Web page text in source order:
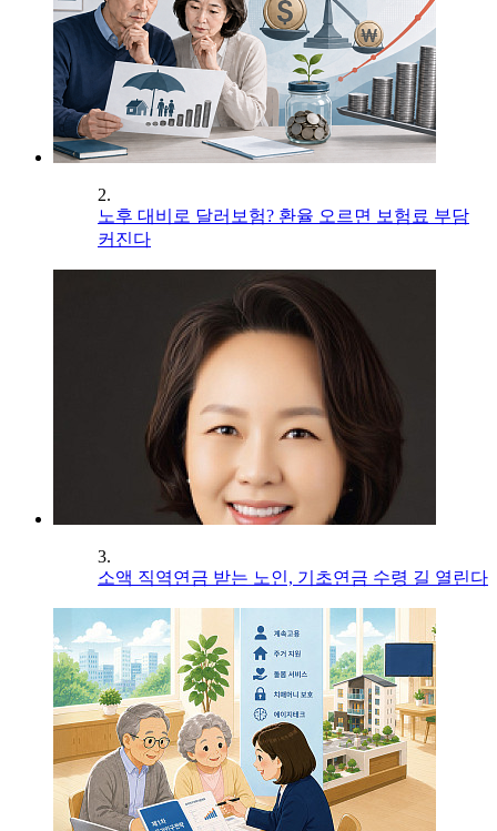
2.
노후 대비로 달러보험? 환율 오르면 보험료 부담
커진다
3.
소액 직역연금 받는 노인, 기초연금 수령 길 열린다